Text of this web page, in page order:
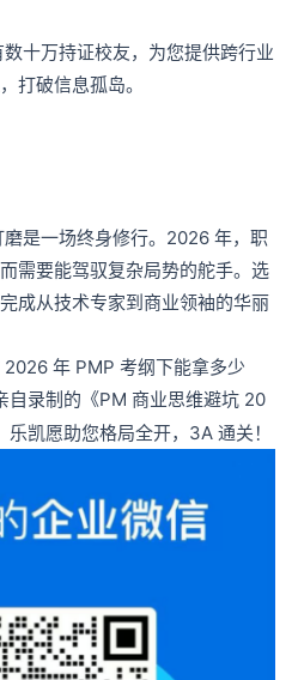
数十万持证校友，为您提供跨行业
打破信息孤岛。
磨是一场终身修行。2026 年，职
需要能驾驭复杂局势的舵手。选
成从技术专家到商业领袖的华丽
年 PMP 考纲下能拿多少
自录制的《PM 商业思维避坑 20
乐凯愿助您格局全开，3A 通关！